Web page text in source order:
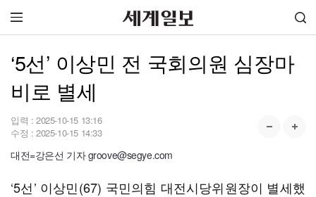
‘5선’ 이상민 전 국회의원 심장마
비로 별세
입력 : 2025-10-15 13:16
수정 : 2025-10-15 14:33
대전=강은선 기자 groove@segye.com
‘5선’ 이상민(67) 국민의힘 대전시당위원장이 별세했